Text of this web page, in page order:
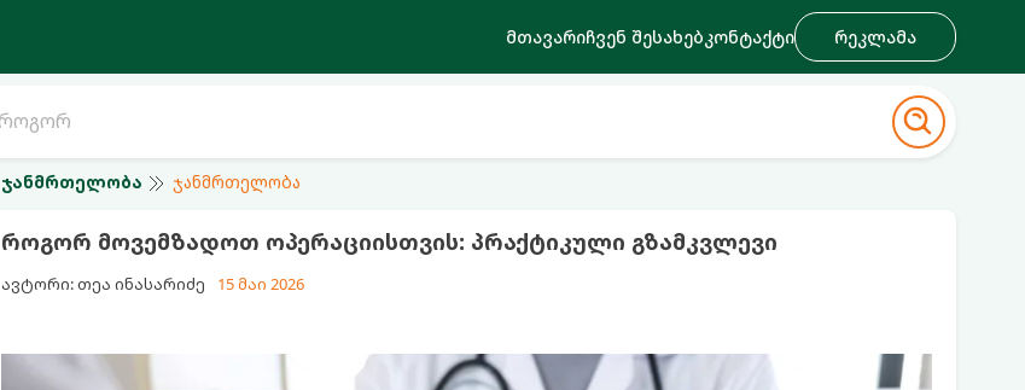
მთავარიჩვენ შესახებკონტაქტი რეკლამა
ჯანმრთელობა ჯანმრთელობა
როგორ მოვემზადოთ ოპერაციისთვის: პრაქტიკული გზამკვლევი
ავტორი: თეა ინასარიძე 15 მაი 2026